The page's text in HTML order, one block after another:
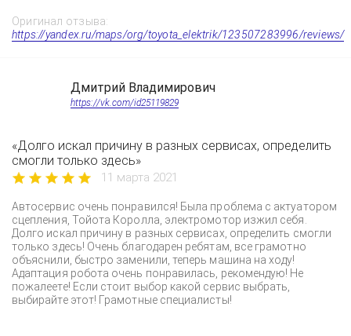
Оригинал отзыва:
https://yandex.ru/maps/org/toyota_elektrik/123507283996/reviews/
Дмитрий Владимирович
https://vk.com/id25119829
«Долго искал причину в разных сервисах, определить
смогли только здесь»
11 марта 2021
Автосервис очень понравился! Была проблема с актуатором
сцепления, Тойота Королла, электромотор изжил себя.
Долго искал причину в разных сервисах, определить смогли
только здесь! Очень благодарен ребятам, все грамотно
объяснили, быстро заменили, теперь машина на ходу!
Адаптация робота очень понравилась, рекомендую! Не
пожалеете! Если стоит выбор какой сервис выбрать,
выбирайте этот! Грамотные специалисты!